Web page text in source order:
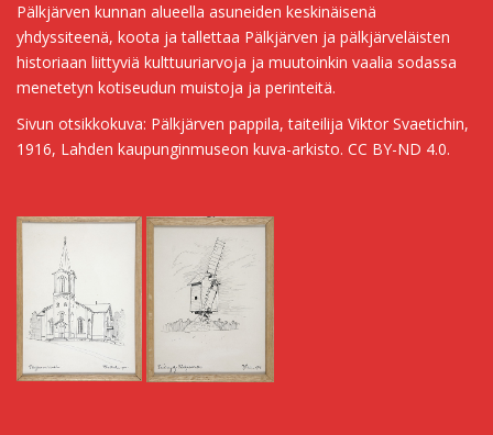
Pälkjärven kunnan alueella asuneiden keskinäisenä
yhdyssiteenä, koota ja tallettaa Pälkjärven ja pälkjärveläisten
historiaan liittyviä kulttuuriarvoja ja muutoinkin vaalia sodassa
menetetyn kotiseudun muistoja ja perinteitä.
Sivun otsikkokuva: Pälkjärven pappila, taiteilija Viktor Svaetichin,
1916, Lahden kaupunginmuseon kuva-arkisto. CC BY-ND 4.0.